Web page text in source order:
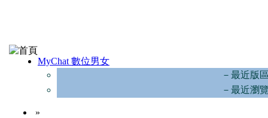
MyChat 數位男女
－最近版
－最近瀏
»